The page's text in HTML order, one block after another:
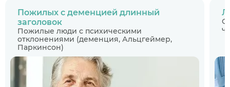
Пожилых с деменцией длинный
заголовок
Пожилые люди с психическими
отклонениями (деменция, Альцгеймер,
Паркинсон)